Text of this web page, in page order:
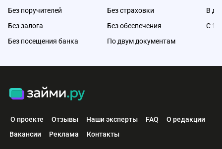
Без поручителей
Без залога
Без посещения банка
Без страховки
Без обеспечения
По двум документам
В
С 18
О проекте Отзывы Наши эксперты FAQ
О редакции
Вакансии
Реклама Контакты